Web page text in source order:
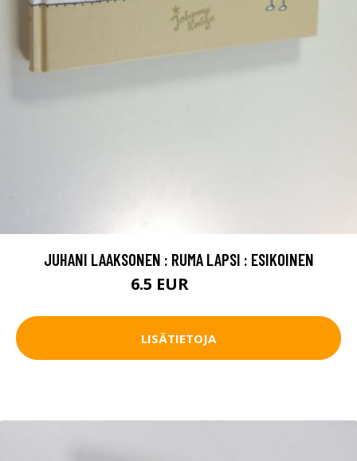
JUHANI LAAKSONEN : RUMA LAPSI : ESIKOINEN
6.5 EUR
LISÄTIETOJA